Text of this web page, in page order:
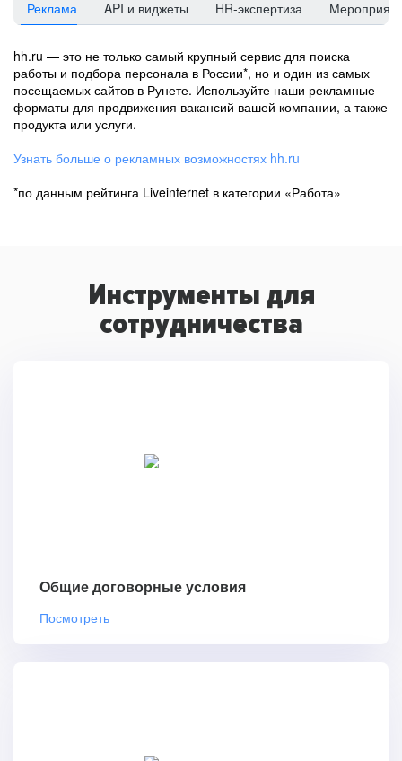
Реклама API и виджеты HR-экспертиза
hh.ru — это не только самый крупный сервис для поиска
работы и подбора персонала в России*, но и один из самых
посещаемых сайтов в Рунете. Используйте наши рекламные
форматы для продвижения вакансий вашей компании, а также
продукта или услуги.
Узнать больше о рекламных возможностях hh.ru
*по данным рейтинга Liveinternet в категории «Работа»
Инструменты для
сотрудничества
Общие договорные условия
Посмотреть